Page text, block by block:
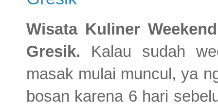
Wisata Kuliner
Gresik. Kalau sudah
masak mulai muncul, ya
bosan karena 6 hari